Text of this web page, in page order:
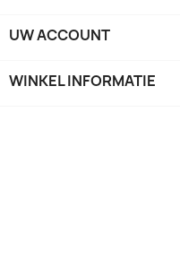
UW ACCOUNT
WINKEL INFORMATIE